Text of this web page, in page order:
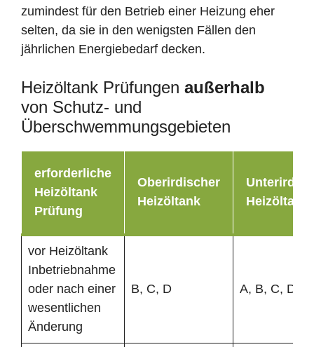
zumindest für den Betrieb einer Heizung eher
selten, da sie in den wenigsten Fällen den
jährlichen Energiebedarf decken.
Heizöltank Prüfungen außerhalb
von Schutz- und
Überschwemmungsgebieten
erforderliche
Heizöltank
Prüfung
Oberirdischer
Heizöltank
Heizöltank
vor Heizöltank
Inbetriebnahme
oder nach einer
wesentlichen
Änderung
B, C, D A, B, C, D